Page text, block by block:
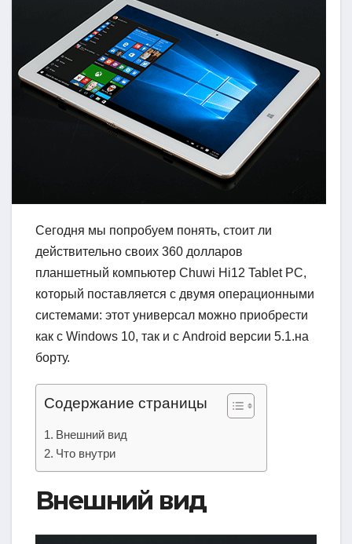
Сегодня мы попробуем понять, стоит ли
действительно своих 360 долларов
планшетный компьютер Chuwi Hi12 Tablet PC,
который поставляется с двумя операционными
системами: этот универсал можно приобрести
как с Windows 10, так и с Android версии 5.1.на
борту.
Содержание страницы
Внешний вид
Что внутри
Внешний вид